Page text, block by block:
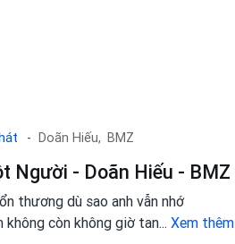
Doãn Hiếu, BMZ
Người - Doãn Hiếu - BMZ
thương dù sao anh vẫn nhớ
không còn không giờ tan... Xem thêm